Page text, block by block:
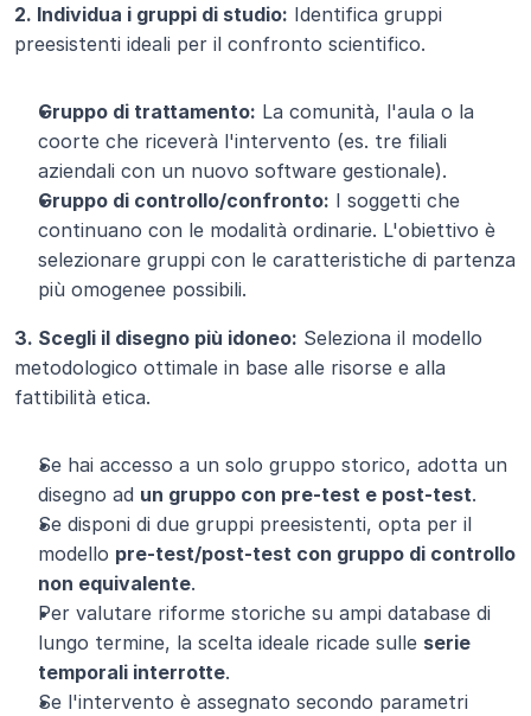
2. Individua i gruppi di studio: Identifica gruppi
preesistenti ideali per il confronto scientifico.
Gruppo di trattamento: La comunità, l'aula o la
coorte che riceverà l'intervento (es. tre filiali
aziendali con un nuovo software gestionale).
Gruppo di controllo/confronto: I soggetti che
continuano con le modalità ordinarie. L'obiettivo è
selezionare gruppi con le caratteristiche di partenza
più omogenee possibili.
3. Scegli il disegno più idoneo: Seleziona il modello
metodologico ottimale in base alle risorse e alla
fattibilità etica.
Se hai accesso a un solo gruppo storico, adotta un
disegno ad un gruppo con pre-test e post-test.
Se disponi di due gruppi preesistenti, opta per il
modello pre-test/post-test con gruppo di controllo
non equivalente.
Per valutare riforme storiche su ampi database di
lungo termine, la scelta ideale ricade sulle serie
temporali interrotte.
Se l'intervento è assegnato secondo parametri